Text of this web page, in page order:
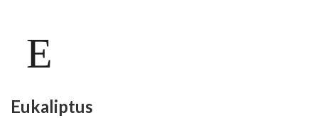
E
Eukaliptus